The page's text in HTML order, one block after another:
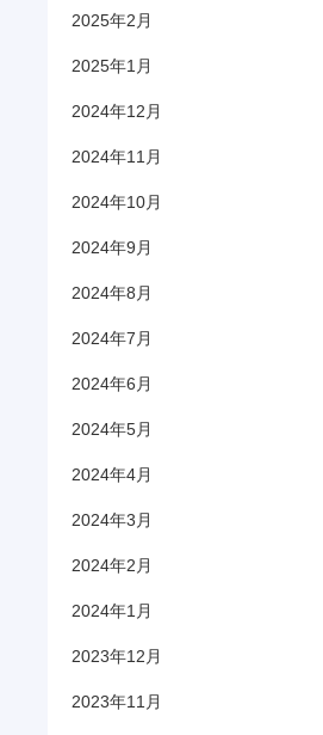
2025年2月
2025年1月
2024年12月
2024年11月
2024年10月
2024年9月
2024年8月
2024年7月
2024年6月
2024年5月
2024年4月
2024年3月
2024年2月
2024年1月
2023年12月
2023年11月